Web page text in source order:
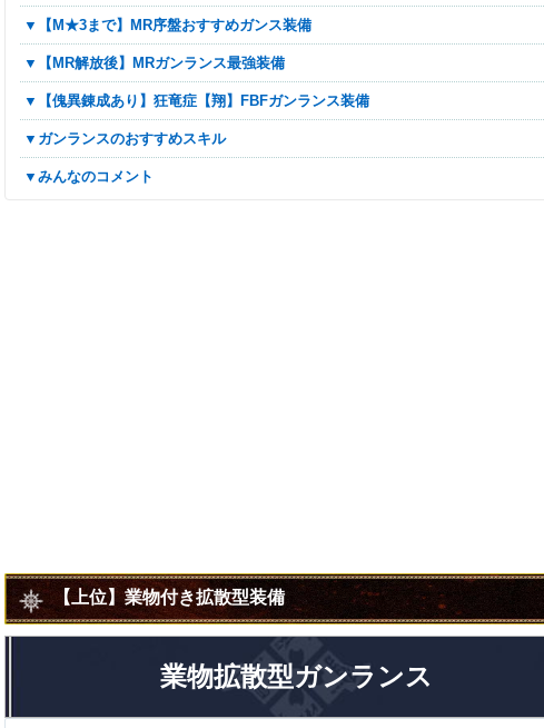
▼【M★3まで】MR序盤おすすめガンス装備
▼【MR解放後】MRガンランス最強装備
▼【傀異錬成あり】狂竜症【翔】FBFガンランス装備
▼ガンランスのおすすめスキル
▼みんなのコメント
【上位】業物付き拡散型装備
業物拡散型ガンランス